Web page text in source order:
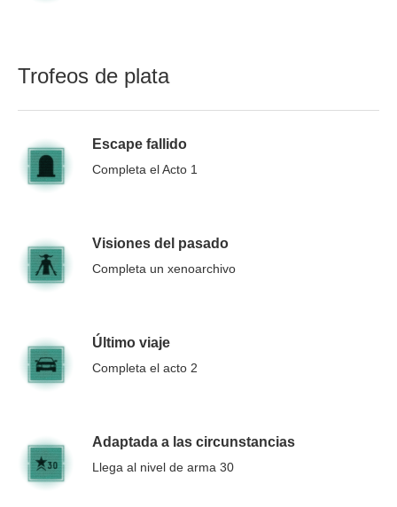
Trofeos de plata
Escape fallido
Completa el Acto 1
Visiones del pasado
Completa un xenoarchivo
Último viaje
Completa el acto 2
Adaptada a las circunstancias
Llega al nivel de arma 30